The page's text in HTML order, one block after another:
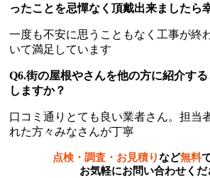
ったことを忌憚なく頂戴出来ましたら
一度も不安に思うこともなく工事が終
いて満足しています
Q6.街の屋根やさんを他の方に紹介す
しますか？
口コミ通りとても良い業者さん。担当
れた方々みなさんが丁寧
点検・調査・お見積りなど無料
お気軽にお問い合わせくだ